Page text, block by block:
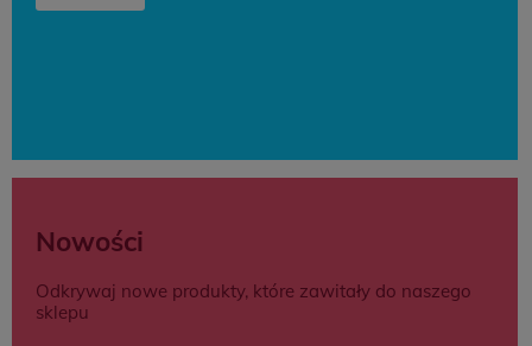
Nowości
Odkrywaj nowe produkty, które zawitały do naszego
sklepu